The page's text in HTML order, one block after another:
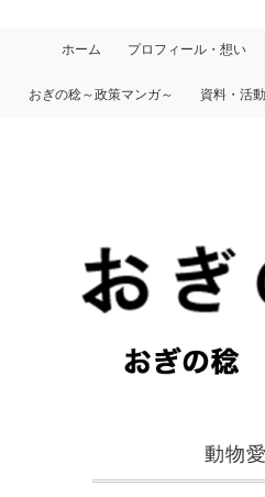
ホーム プロフィール・想い
おぎの稔～政策マンガ～ 資料・活
動物